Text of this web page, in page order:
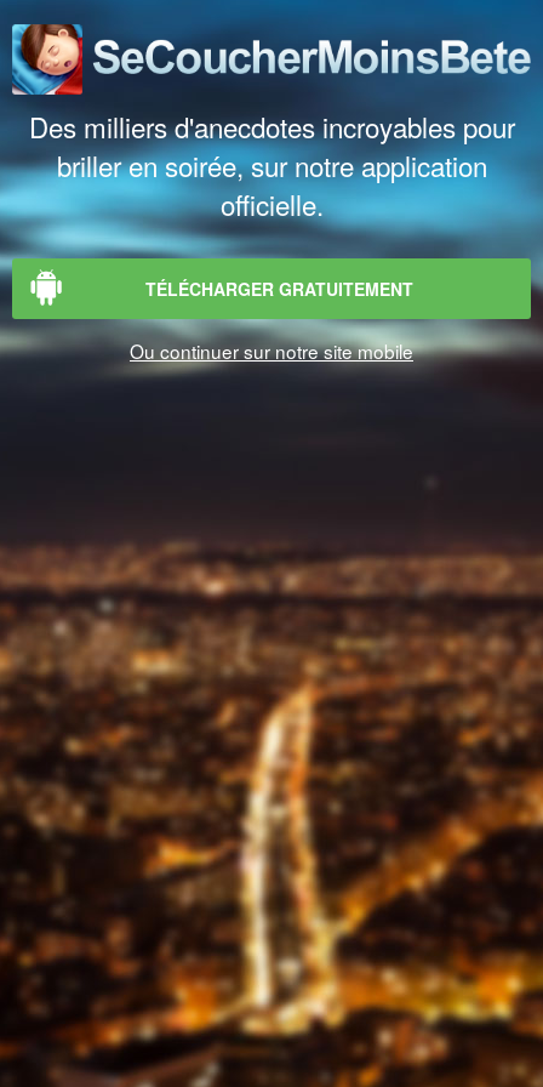
Des milliers d'anecdotes incroyables pour
briller en soirée, sur notre application
officielle.
TÉLÉCHARGER GRATUITEMENT
Ou continuer sur notre site mobile